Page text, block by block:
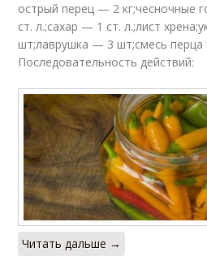
острый перец — 2 кг;чесночные
ст. л.;сахар — 1 ст. л.;лист
шт;лаврушка — 3 шт;смесь
Последовательность действий:
Читать дальше →